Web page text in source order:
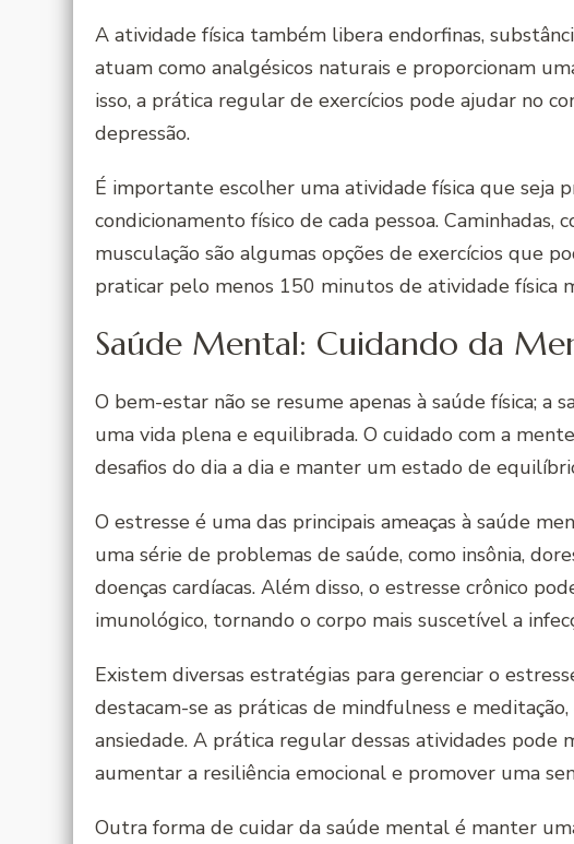
A atividade física também libera endorfinas,
atuam como analgésicos naturais e proporcionam
isso, a prática regular de exercícios pode ajudar no
depressão.
É importante escolher uma atividade física que seja
condicionamento físico de cada pessoa. Caminhadas,
musculação são algumas opções de exercícios que
praticar pelo menos 150 minutos de atividade física
Saúde Mental: Cuidando da
O bem-estar não se resume apenas à saúde física;
uma vida plena e equilibrada. O cuidado com a
desafios do dia a dia e manter um estado de
O estresse é uma das principais ameaças à saúde
uma série de problemas de saúde, como insônia,
doenças cardíacas. Além disso, o estresse crônico
imunológico, tornando o corpo mais suscetível a
Existem diversas estratégias para gerenciar o
destacam-se as práticas de mindfulness e
ansiedade. A prática regular dessas atividades pode
aumentar a resiliência emocional e promover uma
Outra forma de cuidar da saúde mental é manter